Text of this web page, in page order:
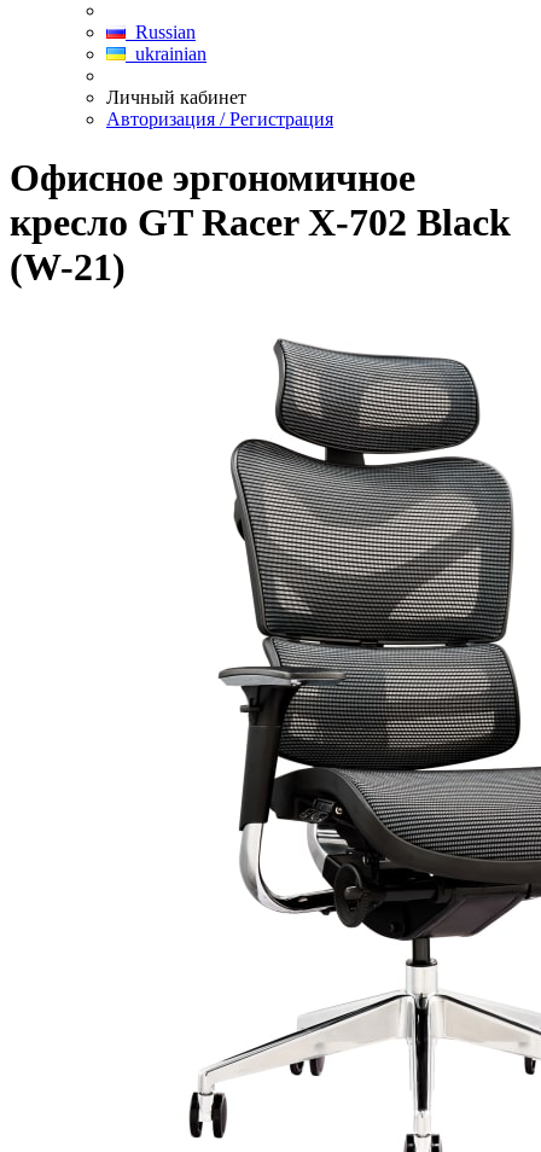
Russian
ukrainian
Личный кабинет
Авторизация / Регистрация
Офисное эргономичное
кресло GT Racer X-702 Black
(W-21)